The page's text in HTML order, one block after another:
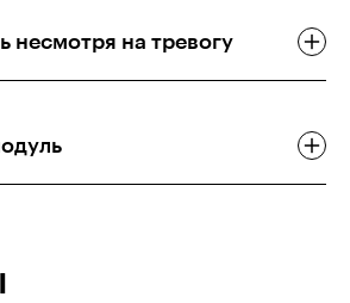
несмотря на тревогу